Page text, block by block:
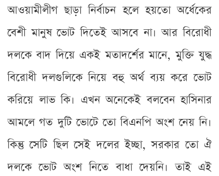
আওয়ামীলীগ ছাড়া নির্বাচন হলে হয়তো অর্ধেকের
বেশী মানুষ ভোট দিতেই আসবে না। আর বিরোধী
দলকে বাদ দিয়ে একই মতাদর্শের মানে, মুক্তি যুদ্ধ
বিরোধী দলগুলিকে নিয়ে বহু অর্থ ব্যয় করে ভোট
করিয়ে লাভ কি। এখন অনেকেই বলবেন হাসিনার
আমলে গত দুটি ভোটে তো বিএনপি অংশ নেয় নি।
কিন্তু সেটি ছিল সেই দলের ইচ্ছা, সরকার তো ঐ
দলকে ভোট অংশ নিতে বাধা দেয়নি। তাই এই